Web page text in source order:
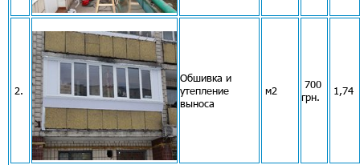
2.
Обшивка и
утепление
выноса
м2
700
грн.
1,74